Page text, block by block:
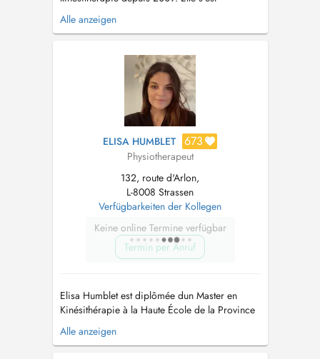
spécialisée en Rééducation Posturale
Globale(RPG), en thérapie manuelle et en
ses patients avec une prise en charge globale
du corps humain. Son but est de vous
Alle anzeigen
ELISA HUMBLET 673
Physiotherapeut
132, route d'Arlon,
L-8008 Strassen
Verfügbarkeiten der Kollegen
Keine online Termine verfügbar
Termin per Anruf
Elisa Humblet est diplômée dun Master en
Kinésithérapie à la Haute École de la Province
de Liège depuis 2017, et possède également un
diplôme d'Ostéopathe D.O. de l'International
Alle anzeigen